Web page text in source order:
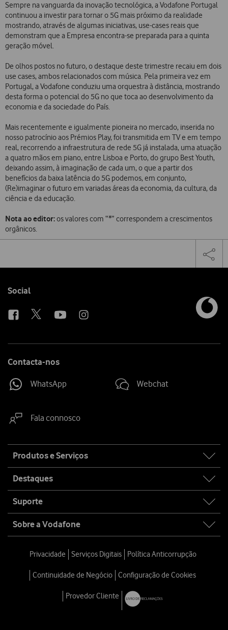
Sempre na vanguarda da inovação tecnológica, a Vodafone Portugal
continuou a investir para tornar o 5G mais próximo da realidade
mostrando, através de algumas iniciativas, use-cases reais que
demonstram que a Empresa encontra-se preparada para a quinta
geração móvel.
De olhos postos no futuro, o destaque deste trimestre recaiu em dois
use cases, ambos relacionados com música. Pela primeira vez em
Portugal, a Vodafone conduziu uma orquestra à distância, mostrando
desta forma o potencial do 5G no que toca ao desenvolvimento da
economia e da sociedade do País.
Mais recentemente e igualmente pioneira no mercado, inserida no
nosso patrocínio aos Prémios Play, foi transmitida em TV e em tempo
real, recorrendo a infraestrutura de rede 5G já instalada, uma atuação
a quatro mãos em piano, entre Lisboa e Porto, do grupo Best Youth,
deixando assim, à imaginação de cada um, o que a partir dos
benefícios da baixa latência do 5G podemos, em conjunto,
(Re)imaginar o futuro em variadas áreas da economia, da cultura, da
ciência e da educação.
Nota ao editor:os valores com “*” correspondem a crescimentos
orgânicos.
social
Facebook
Follow
Social
Contacta-nos
WhatsApp Webchat
Fala connosco
map
Produtos e Serviços
Destaques
Suporte
Sobre a Vodafone
Privacidade Serviços Digitais Política Anticorrupção
Continuidade de Negócio Configuração de Cookies
Provedor Cliente